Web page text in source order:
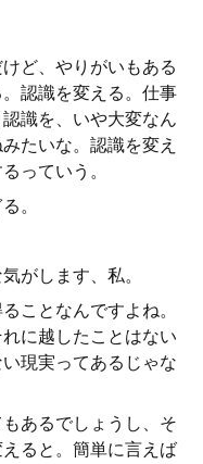
ど、やりがいもある
認識を変える。仕事
識を、いや大変なん
たいな。認識を変え
っていう。
。
がします、私。
ことなんですよね。
に越したことはない
現実ってあるじゃな
あるでしょうし、そ
ると。簡単に言えば